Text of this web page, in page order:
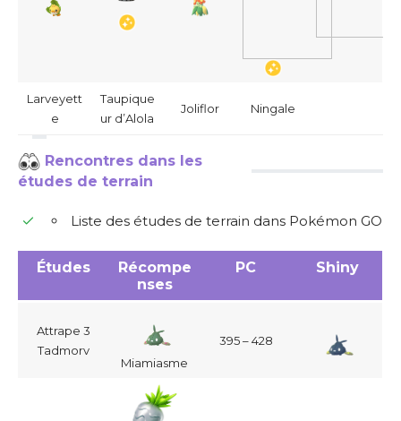
Larveyett
e
Taupique
ur d’Alola
Joliflor Ningale
Rencontres dans les
études de terrain
Liste des études de terrain dans Pokémon GO
Études
Récompe
nses
PC Shiny
Attrape 3
Tadmorv
Miamiasme
395 – 428